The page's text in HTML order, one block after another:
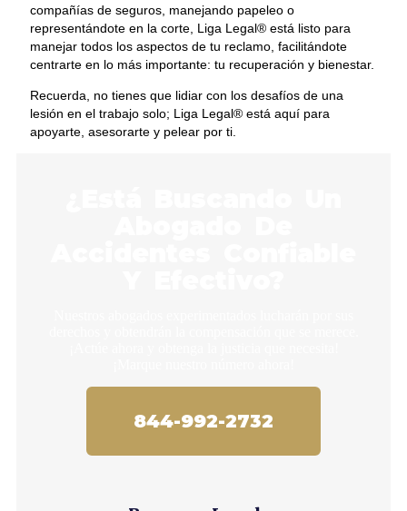
compañías de seguros, manejando papeleo o
representándote en la corte, Liga Legal® está listo para
manejar todos los aspectos de tu reclamo, facilitándote
centrarte en lo más importante: tu recuperación y bienestar.
Recuerda, no tienes que lidiar con los desafíos de una
lesión en el trabajo solo; Liga Legal® está aquí para
apoyarte, asesorarte y pelear por ti.
844-992-2732